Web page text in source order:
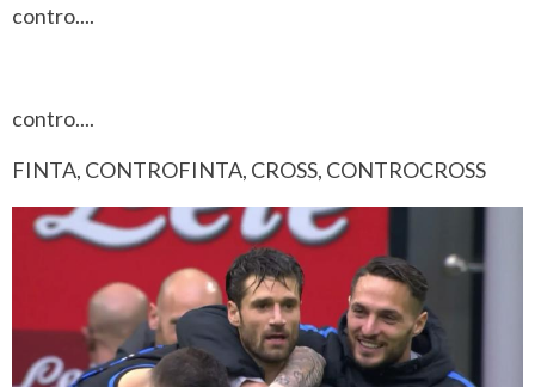
contro....
contro....
FINTA, CONTROFINTA, CROSS, CONTROCROSS